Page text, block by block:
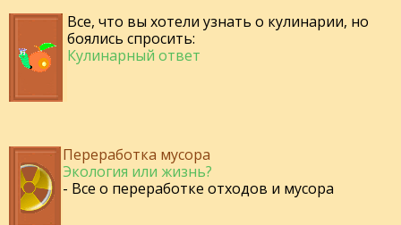
Все, что вы хотели узнать о кулинарии, но
боялись спросить:
Кулинарный ответ
Переработка мусора
Экология или жизнь?
- Все о переработке отходов и мусора